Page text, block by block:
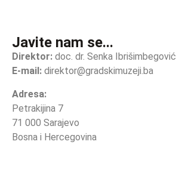
Javite nam se...
Direktor: doc. dr. Senka Ibrišimbegović
E-mail: direktor@gradskimuzeji.ba
Adresa:
Petrakijina 7
71 000 Sarajevo
Bosna i Hercegovina